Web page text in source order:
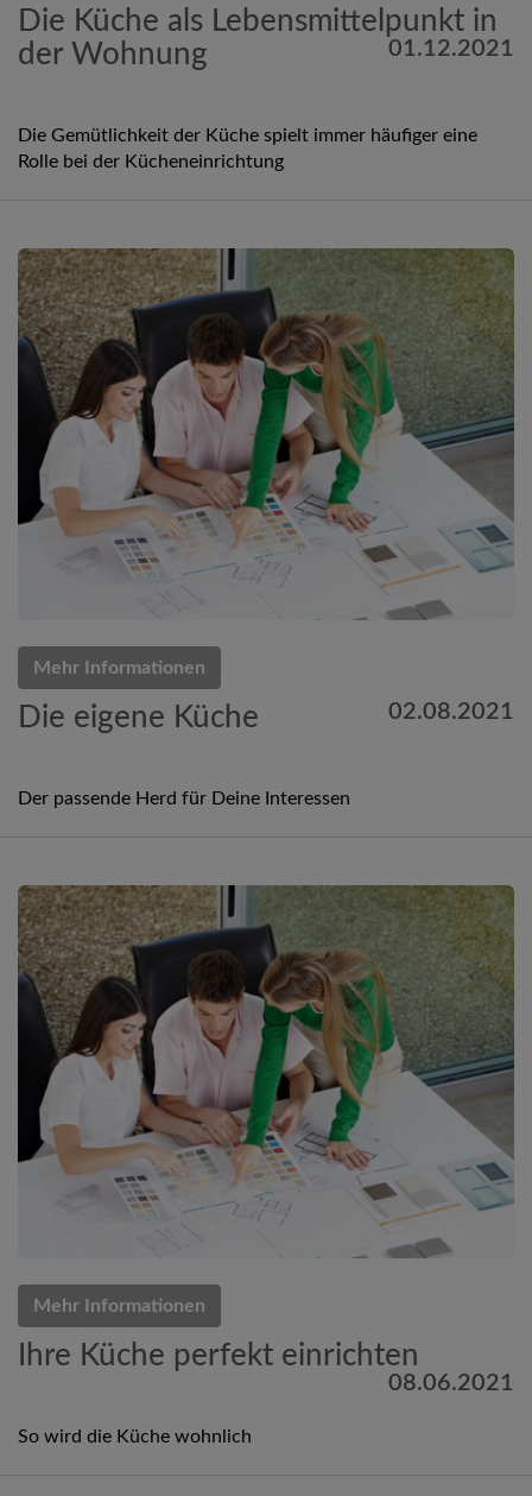
Die Küche als Lebensmittelpunkt in
der Wohnung
01.12.2021
Die Gemütlichkeit der Küche spielt immer häufiger eine
Rolle bei der Kücheneinrichtung
Mehr Informationen
Die eigene Küche 02.08.2021
Der passende Herd für Deine Interessen
Mehr Informationen
Ihre Küche perfekt einrichten
08.06.2021
So wird die Küche wohnlich